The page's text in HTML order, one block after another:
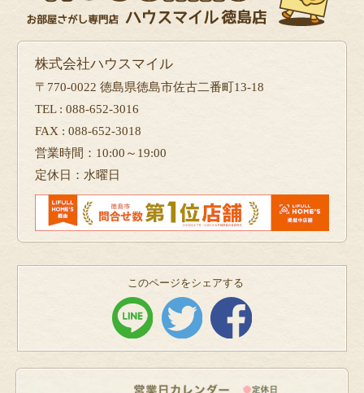
株式会社ハウスマイル
〒770-0022 徳島県徳島市佐古二番町13-18
TEL : 088-652-3016
FAX : 088-652-3018
営業時間：10:00～19:00
定休日：水曜日
このページをシェアする